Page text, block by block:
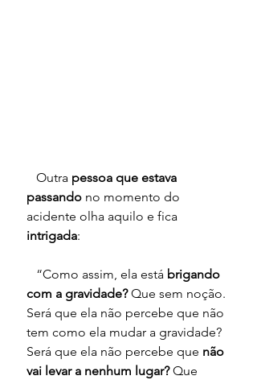
   Outra
pessoa que estava
passando no momento do
acidente olha aquilo e fica
intrigada:
   “Como assim, ela está
brigando
com a gravidade? Que sem noção.
Será que ela não percebe que não
tem como ela mudar a gravidade?
Será que ela não percebe que não
vai levar a nenhum lugar? Que